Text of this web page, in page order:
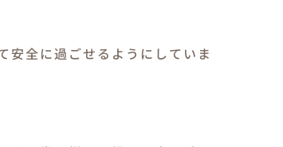
安全に過ごせるようにしていま